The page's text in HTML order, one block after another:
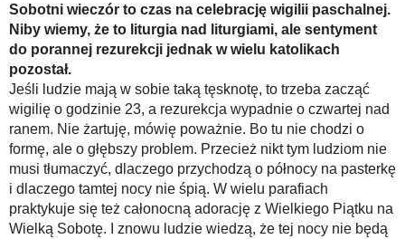
Sobotni wieczór to czas na celebrację wigilii paschalnej.
Niby wiemy, że to liturgia nad liturgiami, ale sentyment
do porannej rezurekcji jednak w wielu katolikach
pozostał.
Jeśli ludzie mają w sobie taką tęsknotę, to trzeba zacząć
wigilię o godzinie 23, a rezurekcja wypadnie o czwartej nad
ranem. Nie żartuję, mówię poważnie. Bo tu nie chodzi o
formę, ale o głębszy problem. Przecież nikt tym ludziom nie
musi tłumaczyć, dlaczego przychodzą o północy na pasterkę
i dlaczego tamtej nocy nie śpią. W wielu parafiach
praktykuje się też całonocną adorację z Wielkiego Piątku na
Wielką Sobotę. I znowu ludzie wiedzą, że tej nocy nie będą